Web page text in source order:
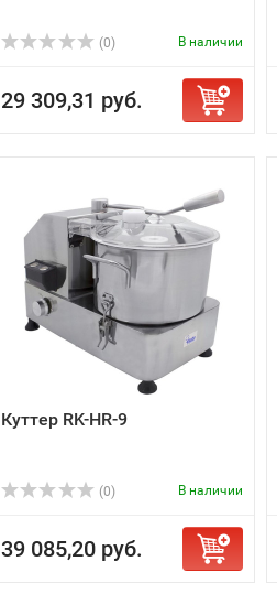
(0) В наличии
29 309,31 руб.
Куттер RK-HR-9
(0) В наличии
39 085,20 руб.